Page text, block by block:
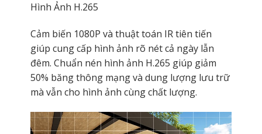
Hình Ảnh H.265
Cảm biến 1080P và thuật toán IR tiên tiến
giúp cung cấp hình ảnh rõ nét cả ngày lẫn
đêm. Chuẩn nén hình ảnh H.265 giúp giảm
50% băng thông mạng và dung lượng lưu trữ
mà vẫn cho hình ảnh cùng chất lượng.